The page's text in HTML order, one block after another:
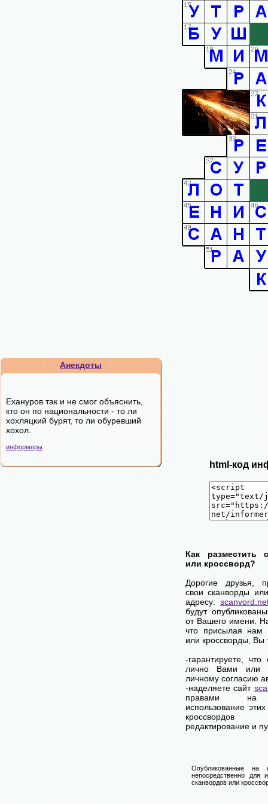
Анекдоты
Ехануров так и не смог объяснить,
кто он по национальности - то ли
хохляцкий бурят, то ли обуревший
хохол.
информеры
html-код
Как разместить
или кроссворд?
Дорогие друзья,
свои сканворды
адресу:
будут
от Вашего имени.
что присылая нам
или кроссворды,
-гарантируете,
лично Вами или
личному согласию
-наделяете сайт
правами на
использование
редактирование и
Опубликованные на
непосредственно для
сканвордов или